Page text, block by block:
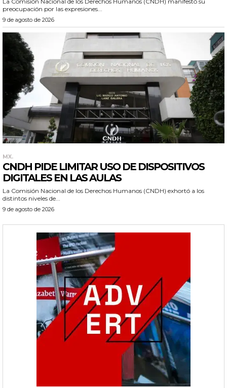
preocupación por las expresiones...
9 de agosto de 2026
MX.
CNDH PIDE LIMITAR USO DE DISPOSITIVOS
DIGITALES EN LAS AULAS
La Comisión Nacional de los Derechos Humanos (CNDH) exhortó a los
distintos niveles de...
9 de agosto de 2026